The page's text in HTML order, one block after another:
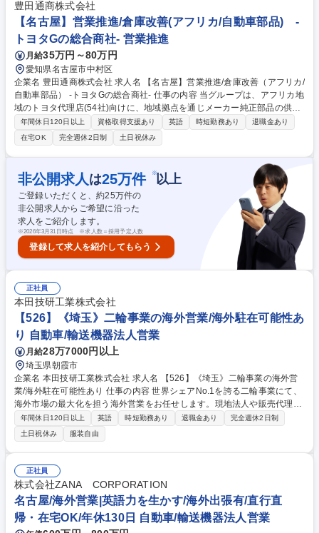
アリング・提案■海外エージェントとの連携・フォローアップ■中古車オー
クションでの車両入札■海外マーケットの情報収集・分析■WEBサイトへ
の車両情報の掲載・更新■新規顧客開拓（将来的に） 募集職種 英語力×営
業力で活躍!【中古車輸出の海外営業】年休127日/個人ノルマ無
豊田通商株式会社
【名古屋】営業推進/倉庫改善(アフリカ/自動車部品) -
トヨタGの総合商社- 営業推進
月給35万円～80万円
愛知県名古屋市中村区
企業名 豊田通商株式会社 求人名 【名古屋】営業推進/倉庫改善（アフリカ/
自動車部品） -トヨタGの総合商社- 仕事の内容 当グループは、アフリカ地
域のトヨタ代理店(54社)向けに、地域拠点を通じメーカー純正部品の供
給、最適物流の構築、現地販売の営業サポート、倉庫管理・改善サポート
を実施しています。 アフリカ地域の販売代理店が抱える在庫状況をより最
適化させていくことで、適正価格でスムーズにトヨタ純正品を市場に展開
させることをミッションとしております。 ■トヨタ純正部品の輸出 ■代理
店を通じた販売、マーケティング ■高効率、高品質の物流網の構築 ■部品
倉庫改善 ■好事例の収集、展開 ■価格調査 ■導入商品の見直し など 募集職
種 【名古屋】営業推進/倉庫改善（アフリカ/自動車部品） -トヨタGの総合
商社-
年間休日120日以上 資格取得支援あり 英語 時短勤務あり
退職金あり
在宅OK
完全週休2日制 土日祝休み
非公開求人 は25万件 ※以上
ご登録いただくと、約25万件の
非公開求人からご希望に沿った
求人をご紹介します。
※2026年3月31日時点 ※求人数＝採用予定人数
登録して求人を紹介してもらう
正社員
本田技研工業株式会社
【526】《埼玉》二輪事業の海外営業/海外駐在可能性あ
り 自動車/輸送機器法人営業
月給28万7000円以上
埼玉県朝霞市
企業名 本田技研工業株式会社 求人名 【526】《埼玉》二輪事業の海外営
業/海外駐在可能性あり 仕事の内容 世界シェアNo.1を誇る二輪事業にて、
海外市場の最大化を担う海外営業をお任せします。現地法人や販売代理店
と連携し、地域に根ざした販売戦略の立案から実行、事業管理まで幅広く
リードいただきます。 各地域の現地法人や販売代理店に対する、製品輸
出/需給調整/商品企画/戦略企画立案/推進サポート/契約交渉や管理/事業管
理をグローバルに展開していただきます。●短期・中長期事業計画の取り
まとめと本部本社としての推進管理●完成車・ノックダウン部品の輸出と
管理●三国間貿易実務および管理●現地法人のサポートなど担当エリアの特
徴や状況に合わせ、地域本社や海外拠点と協働をしながら、幅広い業務を
お任せします。 募集職種 【526】《埼玉》二輪事業の海外営業/海外駐在
可能性あり
年間休日120日以上 英語 時短勤務あり 退職金あり
完全週休2日制
土日祝休み
服装自由
正社員
株式会社ZANA CORPORATION
名古屋/海外営業|英語力を生かす/海外出張有/直行直
帰・在宅OK/年休130日 自動車/輸送機器法人営業